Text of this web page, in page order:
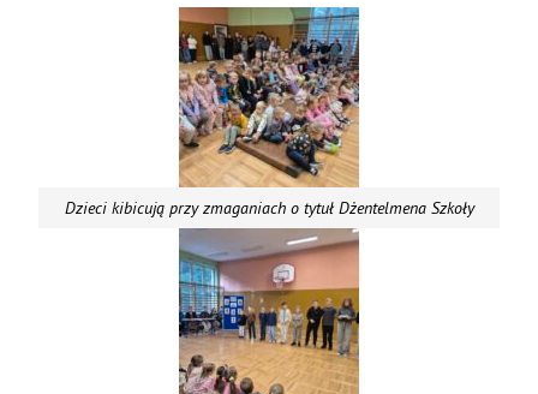
Dzieci kibicują przy zmaganiach o tytuł Dżentelmena Szkoły